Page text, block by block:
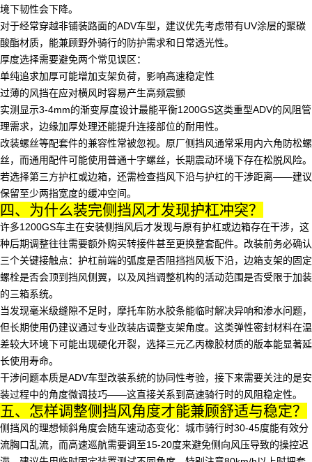
境下韧性会下降。
对于经常穿越非铺装路面的ADV车型，建议优先考虑带有UV涂层的聚碳
酸酯材质，能兼顾野外骑行的防护需求和日常透光性。
厚度选择需要避免两个常见误区：
单纯追求加厚可能增加支架负荷，影响高速稳定性
过薄的风挡在应对横风时容易产生高频震颤
实测显示3-4mm的渐变厚度设计最能平衡1200GS这类重型ADV的风阻管
理需求，边缘加厚处理还能提升连接部位的耐用性。
改装螺丝等配套件的兼容性常被忽视。原厂侧挡风通常采用内六角防松螺
丝，而通用配件可能使用普通十字螺丝，长期震动环境下存在松脱风险。
若选择第三方护杠或边箱，还需检查挡风下沿与护杠的干涉距离——建议
保留至少两指宽度的缓冲空间。
四、为什么装完侧挡风才发现护杠冲突？
许多1200GS车主在安装侧挡风后才发现与原有护杠或边箱存在干涉，这
种后期调整往往需要额外购买转接件甚至更换整套配件。改装前务必确认
三个关键接触点：护杠前端的弧度是否阻挡挡风板下沿，边箱支架的固定
螺栓是否会顶到挡风侧翼，以及风挡调整机构的活动范围是否受限于加装
的三箱系统。
当发现毫米级缝隙不足时，摩托车防水胶条能临时解决异响和渗水问题，
但长期使用仍建议通过专业改装店调整支架角度。这类弹性密封材料在温
差较大环境下可能出现硬化开裂，选择三元乙丙橡胶材质的版本能显著延
长使用寿命。
干涉问题本质是ADV车型改装系统的协同性考验，接下来需要关注的是安
装过程中的角度微调技巧——这直接关系到高速骑行时的风阻稳定性。
五、怎样调整侧挡风角度才能兼顾舒适与稳定？
侧挡风的理想倾斜角度会随车速动态变化：城市骑行时30-45度能有效分
流胸口乱流，而高速巡航需要调至15-20度来避免侧向风压导致的操控迟